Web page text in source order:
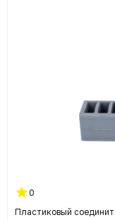
0
Пластиковый